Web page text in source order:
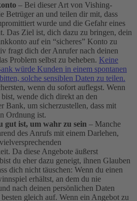
– Bei dieser Art von Vishing-
Betrüger an und teilen dir mit, dass
wurde und die Gefahr eines
Das Ziel ist, dich dazu zu bringen, dein
auf ein “sicheres” Konto zu
fragt dich der Anrufer nach deinen
Problem selbst zu beheben. Keine
würde Kunden in einem spontanen
solche sensiblen Daten zu teilen.
wenn du sofort auflegst. Wenn
wende dich direkt an den
Bank, um sicherzustellen, dass mit
Ordnung ist.
gut ist, um wahr zu sein – Manche
des Anrufs mit einem Darlehen,
Da diese Angebote äußerst
du eher dazu geneigt, ihnen Glauben
dich nicht täuschen: Wenn du einen
erhältst, an dem du nie
nach deinen persönlichen Daten
gleich auf. Wenn ein Angebot zu